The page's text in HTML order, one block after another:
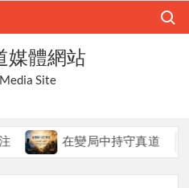
媒體網站
Site
局中持守真道 本週關注